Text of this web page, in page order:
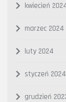
kwiecień
marzec 2024
luty 2024
styczeń 2024
grudzień